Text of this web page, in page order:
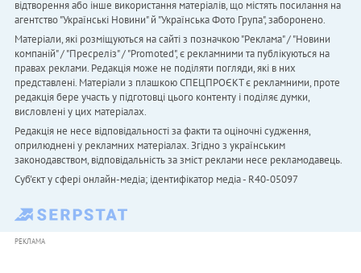
відтворення або інше використання матеріалів, що містять посилання на
агентство "Українськi Новини" й "Українська Фото Група", заборонено.
Матеріали, які розміщуються на сайті з позначкою "Реклама" / "Новини
компаній" / "Пресреліз" / "Promoted", є рекламними та публікуються на
правах реклами. Редакція може не поділяти погляди, які в них
представлені. Матеріали з плашкою СПЕЦПРОЄКТ є рекламними, проте
редакція бере участь у підготовці цього контенту і поділяє думки,
висловлені у цих матеріалах.
Редакція не несе відповідальності за факти та оціночні судження,
оприлюднені у рекламних матеріалах. Згідно з українським
законодавством, відповідальність за зміст реклами несе рекламодавець.
Cуб'єкт у сфері онлайн-медіа; ідентифікатор медіа - R40-05097
РЕКЛАМА